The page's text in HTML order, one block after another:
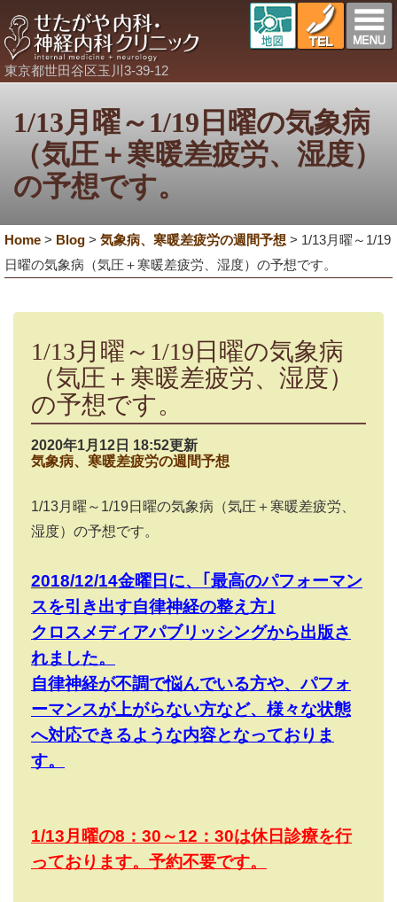
東京都世田谷区玉川3-39-12
1/13月曜～1/19日曜の気象病
（気圧＋寒暖差疲労、湿度）
の予想です。
Home > Blog > 気象病、寒暖差疲労の週間予想 > 1/13月曜～1/19
日曜の気象病（気圧＋寒暖差疲労、湿度）の予想です。
1/13月曜～1/19日曜の気象病
（気圧＋寒暖差疲労、湿度）
の予想です。
2020年1月12日 18:52更新
気象病、寒暖差疲労の週間予想
1/13月曜～ 1/19 日曜の気象病（気圧＋寒暖差疲労、
湿度）の予想です。
2018/12/14金曜日に、｢最高のパフォーマン
スを引き出す自律神経の整え方｣
クロスメディアパブリッシングから出版さ
れました。
自律神経が不調で悩んでいる方や、パフォ
ーマンスが上がらない方など、様々な状態
へ対応できるような内容となっておりま
す。
1/13月曜の8 ： 30 ～12 ： 30は休日診療を行
っております。予約不要です。